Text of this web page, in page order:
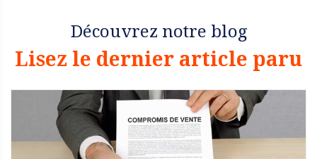
Découvrez notre blog
Lisez le dernier article paru